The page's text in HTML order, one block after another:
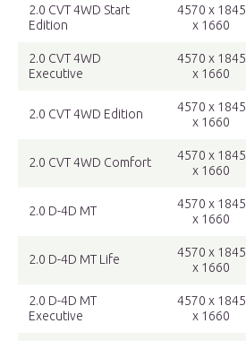
2.0 CVT 4WD Start
Edition
4570 x 1845
x 1660
2.0 CVT 4WD
Executive
4570 x 1845
x 1660
2.0 CVT 4WD Edition
4570 x 1845
x 1660
2.0 CVT 4WD Comfort
4570 x 1845
x 1660
2.0 D-4D MT
4570 x 1845
x 1660
2.0 D-4D MT Life
4570 x 1845
x 1660
2.0 D-4D MT
Executive
4570 x 1845
x 1660